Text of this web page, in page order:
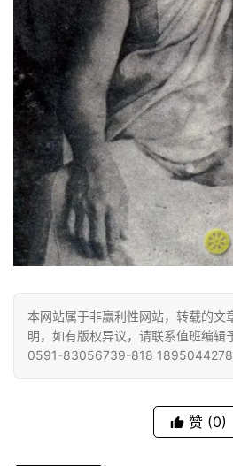
责
声
明
本网站属于非赢利性网站，转载的文
明，如有版权异议，请联系值班编辑
0591-83056739-818
赞 (0)